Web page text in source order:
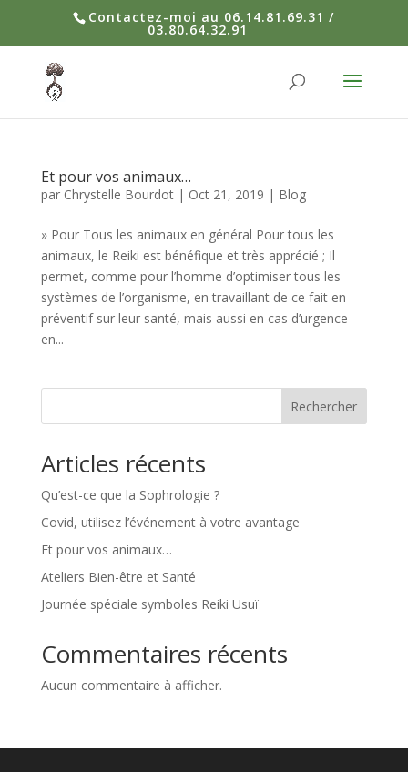
Contactez-moi au 06.14.81.69.31 /
03.80.64.32.91
Et pour vos animaux…
par Chrystelle Bourdot| Oct 21, 2019 | Blog
» Pour Tous les animaux en général Pour tous les
animaux, le Reiki est bénéfique et très apprécié ; Il
permet, comme pour l’homme d’optimiser tous les
systèmes de l’organisme, en travaillant de ce fait en
préventif sur leur santé, mais aussi en cas d’urgence
en...
Rechercher
Articles récents
Qu’est-ce que la Sophrologie ?
Covid, utilisez l’événement à votre avantage
Et pour vos animaux…
Ateliers Bien-être et Santé
Journée spéciale symboles Reiki Usuï
Commentaires récents
Aucun commentaire à afficher.